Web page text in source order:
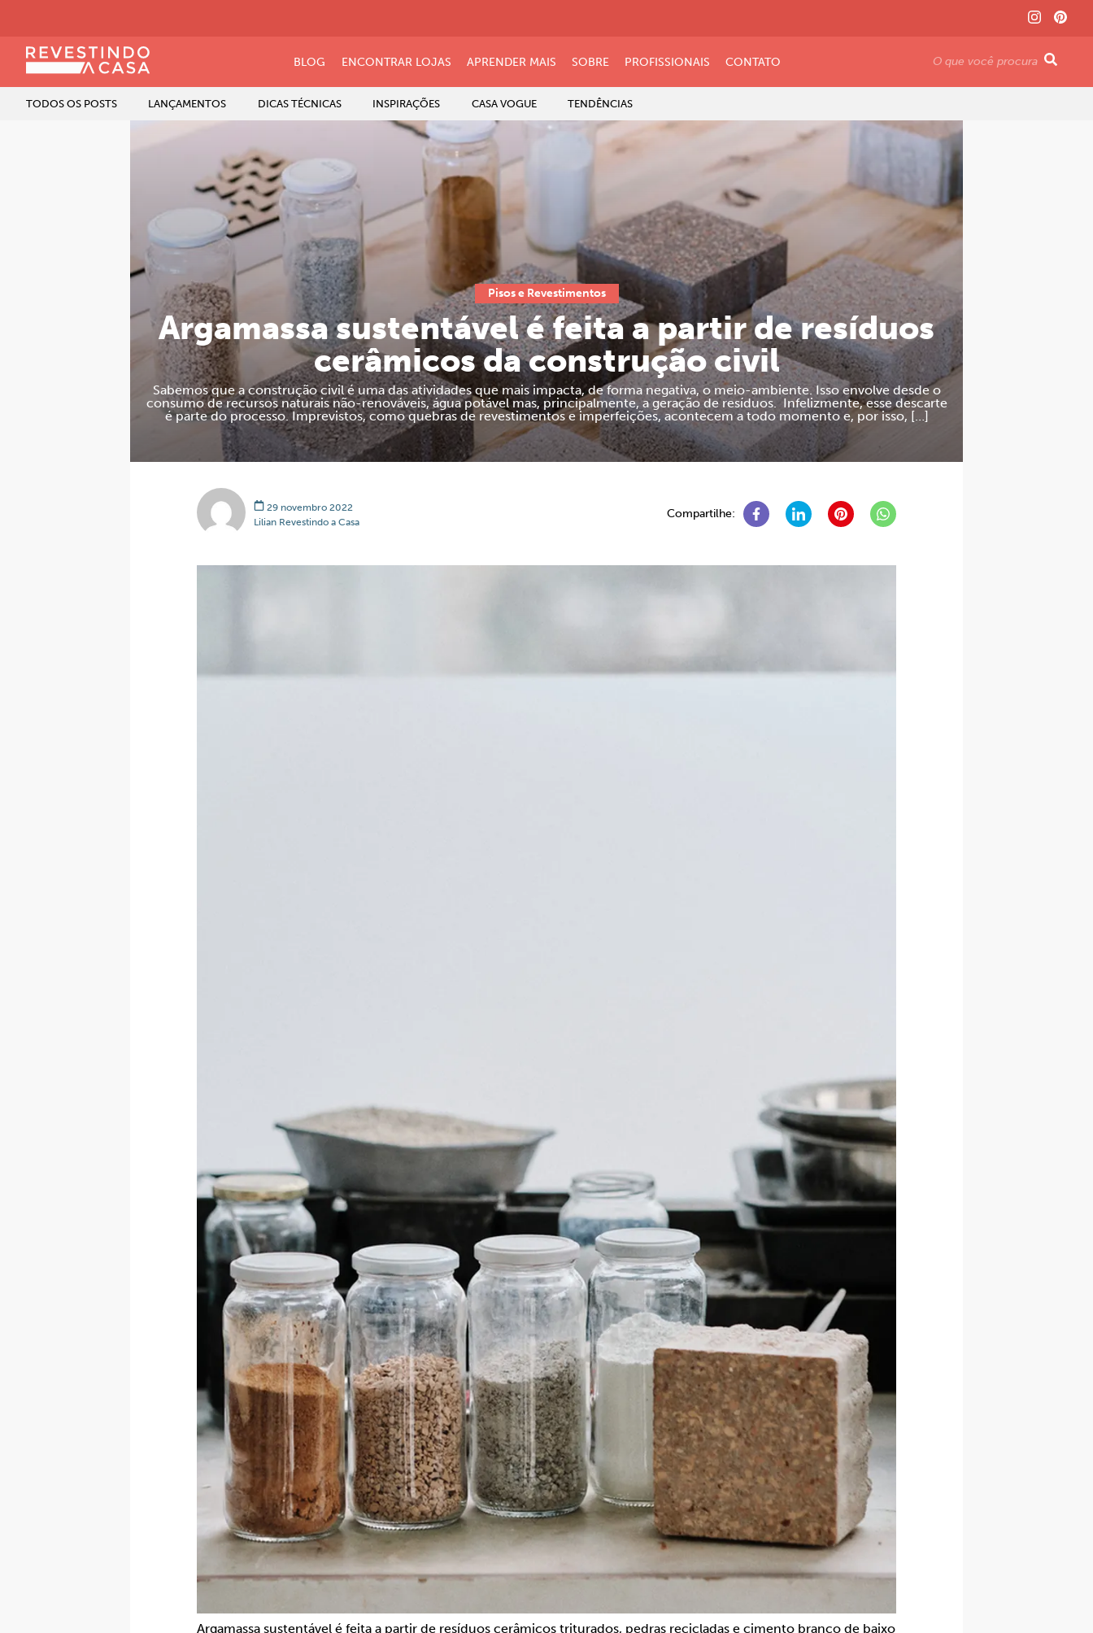
BLOG ENCONTRAR LOJAS APRENDER MAIS SOBRE PROFISSIONAIS CONTATO
TODOS OS POSTS LANÇAMENTOS DICAS TÉCNICAS INSPIRAÇÕES CASA VOGUE TENDÊNCIAS
Pisos e Revestimentos
Argamassa sustentável é feita a partir de resíduos
cerâmicos da construção civil
Sabemos que a construção civil é uma das atividades que mais impacta, de forma negativa, o meio-ambiente. Isso envolve desde o
consumo de recursos naturais não-renováveis, água potável mas, principalmente, a geração de resíduos. Infelizmente, esse descarte
é parte do processo. Imprevistos, como quebras de revestimentos e imperfeições, acontecem a todo momento e, por isso, […]
29 novembro 2022
Lilian Revestindo a Casa
Compartilhe:
Argamassa sustentável é feita a partir de resíduos cerâmicos triturados, pedras recicladas e cimento branco de baixo